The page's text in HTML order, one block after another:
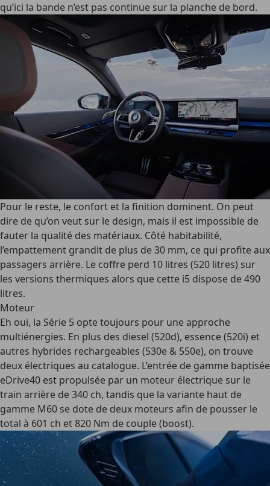
qu’ici la bande n’est pas continue sur la planche de bord.
Pour le reste, le confort et la finition dominent. On peut
dire de qu’on veut sur le design, mais il est impossible de
fauter la qualité des matériaux. Côté habitabilité,
l’empattement grandit de plus de 30 mm, ce qui profite aux
passagers arrière. Le coffre perd 10 litres (520 litres) sur
les versions thermiques alors que cette i5 dispose de 490
litres.
Moteur
Eh oui, la Série 5 opte toujours pour une approche
multiénergies. En plus des diesel (520d), essence (520i) et
autres hybrides rechargeables (530e & 550e), on trouve
deux électriques au catalogue. L’entrée de gamme baptisée
eDrive40 est propulsée par un moteur électrique sur le
train arrière de 340 ch, tandis que la variante haut de
gamme M60 se dote de deux moteurs afin de pousser le
total à 601 ch et 820 Nm de couple (boost).